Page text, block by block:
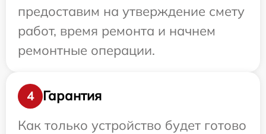
предоставим на утверждение смету
работ, время ремонта и начнем
ремонтные операции.
4
Гарантия
Как только устройство будет готово